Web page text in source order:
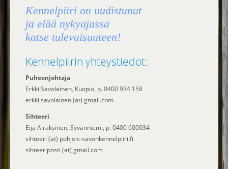
Kennelpiiri on uudistunut
ja elää nykyajassa
katse tulevaisuuteen!
Kennelpiirin yhteystiedot:
Puheenjohtaja
Erkki Savolainen, Kuopio, p. 0400 934 158
erkki.savolainen (at) gmail.com
Sihteeri
Eija Airaksinen, Syvänniemi, p. 0400 600034
sihteeri (at) pohjois-savonkennelpiiri.fi
sihteeriposti (at) gmail.com